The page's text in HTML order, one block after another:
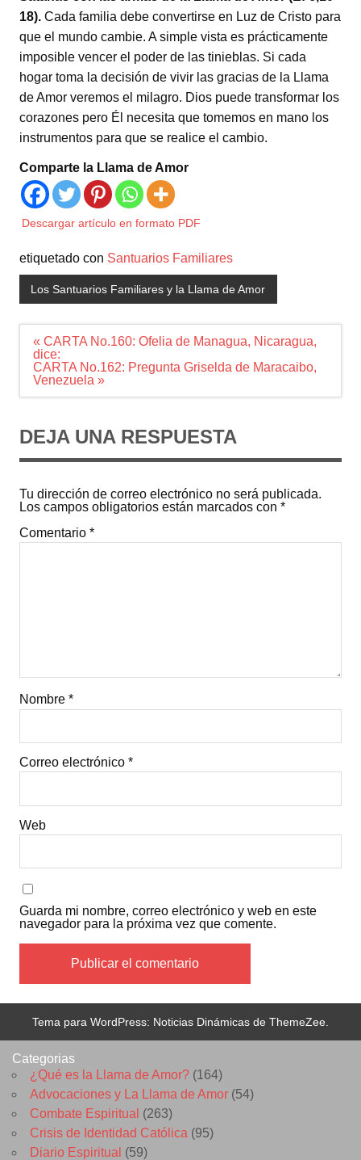
18). Cada familia debe convertirse en Luz de Cristo para
que el mundo cambie. A simple vista es prácticamente
imposible vencer el poder de las tinieblas. Si cada
hogar toma la decisión de vivir las gracias de la Llama
de Amor veremos el milagro. Dios puede transformar los
corazones pero Él necesita que tomemos en mano los
instrumentos para que se realice el cambio.
Comparte la Llama de Amor
Descargar artículo en formato PDF
etiquetado con Santuarios Familiares
Los Santuarios Familiares y la Llama de Amor
Navegación
de
entradas
« CARTA No.160: Ofelia de Managua, Nicaragua,
dice:
CARTA No.162: Pregunta Griselda de Maracaibo,
Venezuela »
DEJA UNA RESPUESTA
Tu dirección de correo electrónico no será publicada.
Los campos obligatorios están marcados con *
Comentario *
Nombre *
Correo electrónico *
Web
Guarda mi nombre, correo electrónico y web en este
navegador para la próxima vez que comente.
Tema para WordPress: Noticias Dinámicas de ThemeZee.
Categorias
¿Qué es la Llama de Amor? (164)
Advocaciones y La Llama de Amor (54)
Combate Espiritual (263)
Crisis de Identidad Católica (95)
Diario Espiritual (59)